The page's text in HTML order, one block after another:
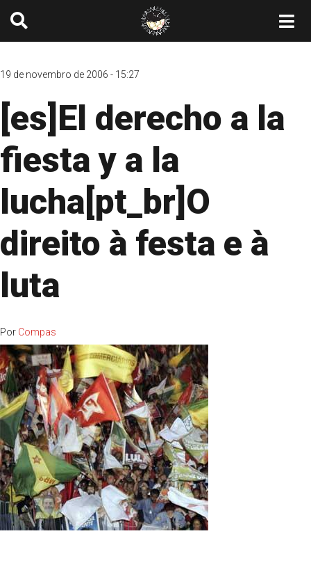
19 de novembro de 2006 - 15:27
[es]El derecho a la
fiesta y a la
lucha[pt_br]O
direito à festa e à
luta
Por Compas